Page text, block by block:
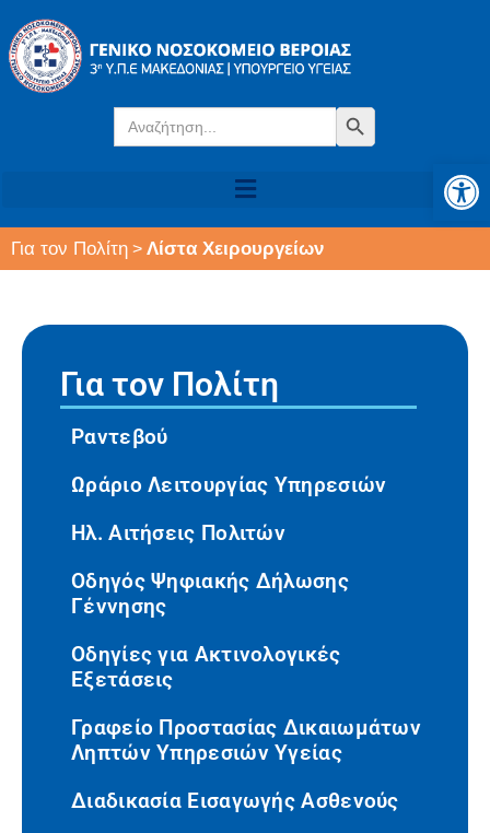
Search
for:
Search Button
Για τον Πολίτη > Λίστα Χειρουργείων
Για τον Πολίτη
Ραντεβού
Ωράριο Λειτουργίας Υπηρεσιών
Ηλ. Αιτήσεις Πολιτών
Οδηγός Ψηφιακής Δήλωσης
Γέννησης
Οδηγίες για Ακτινολογικές
Εξετάσεις
Γραφείο Προστασίας Δικαιωμάτων
Ληπτών Υπηρεσιών Υγείας
Διαδικασία Εισαγωγής Ασθενούς